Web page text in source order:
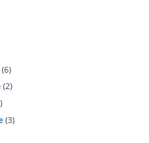
(6)
(2)
(3)